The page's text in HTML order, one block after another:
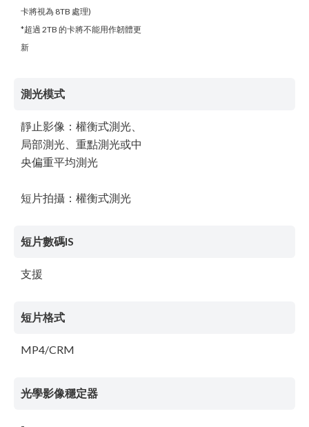
卡將視為 8TB 處理)
*超過 2TB 的卡將不能用作韌體更
新
測光模式
靜止影像：權衡式測光、
局部測光、重點測光或中
央偏重平均測光
短片拍攝：權衡式測光
短片數碼IS
支援
短片格式
MP4/CRM
光學影像穩定器